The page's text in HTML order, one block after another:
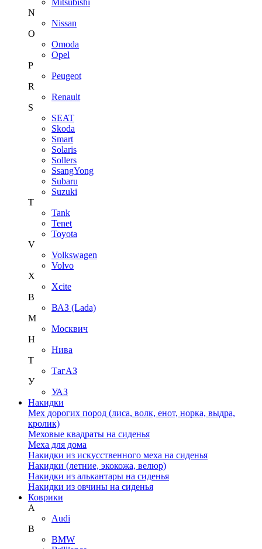
Mitsubishi
N
Nissan
O
Omoda
Opel
P
Peugeot
R
Renault
S
SEAT
Skoda
Smart
Solaris
Sollers
SsangYong
Subaru
Suzuki
T
Tank
Tenet
Toyota
V
Volkswagen
Volvo
X
Xcite
В
ВАЗ (Lada)
М
Москвич
Н
Нива
Т
ТагАЗ
У
УАЗ
Накидки
Мех дорогих пород (лиса, волк, енот, норка, выдра,
кролик)
Меховые квадраты на сиденья
Меха для дома
Накидки из искусственного меха на сиденья
Накидки (летние, экокожа, велюр)
Накидки из алькантары на сиденья
Накидки из овчины на сиденья
Коврики
A
Audi
B
BMW